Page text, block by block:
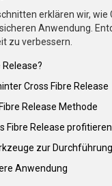
erklären wir,
Anwendung.
zu verbessern.
Release?
Cross Fibre Release
Release Methode
Fibre Release
zur Durchführung
Anwendung